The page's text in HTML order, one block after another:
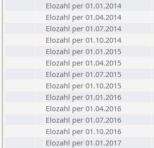
Elozahl per 01.01.2014
Elozahl per 01.04.2014
Elozahl per 01.07.2014
Elozahl per 01.10.2014
Elozahl per 01.01.2015
Elozahl per 01.04.2015
Elozahl per 01.07.2015
Elozahl per 01.10.2015
Elozahl per 01.01.2016
Elozahl per 01.04.2016
Elozahl per 01.07.2016
Elozahl per 01.10.2016
Elozahl per 01.01.2017